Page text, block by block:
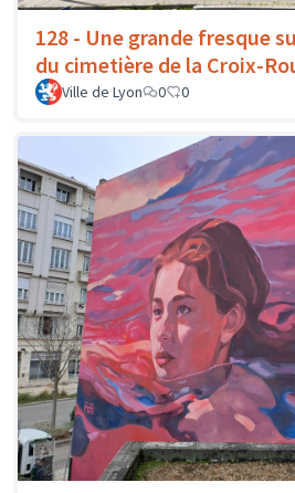
128 - Une grande fresque
du cimetière de la Croix-
Ville de Lyon 0 0